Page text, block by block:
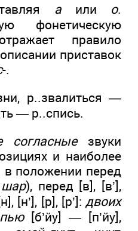
аили о.
фонетическую
правило
приставок
-.
р..звалиться —
— р..спись.
согласныезвуки
и наиболее
положении перед
), перед [в], [в’],
[н’], [р], [р’]: двоих
[б’йу] — [п’йу],